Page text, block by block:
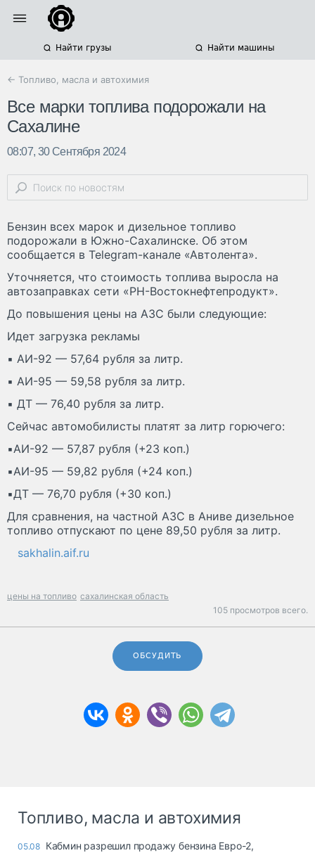
Найти грузы Найти машины
← Топливо, масла и автохимия
Все марки топлива подорожали на
Сахалине
08:07, 30 Сентября 2024
Бензин всех марок и дизельное топливо
подорожали в Южно-Сахалинске. Об этом
сообщается в Telegram-канале «Автолента».
Уточняется, что стоимость топлива выросла на
автозаправках сети «РН-Востокнефтепродукт».
До повышения цены на АЗС были следующие:
Идет загрузка рекламы
▪️ АИ-92 — 57,64 рубля за литр.
▪️ АИ-95 — 59,58 рубля за литр.
▪️ ДТ — 76,40 рубля за литр.
Сейчас автомобилисты платят за литр горючего:
▪️АИ-92 — 57,87 рубля (+23 коп.)
▪️АИ-95 — 59,82 рубля (+24 коп.)
▪️ДТ — 76,70 рубля (+30 коп.)
Для сравнения, на частной АЗС в Аниве дизельное
топливо отпускают по цене 89,50 рубля за литр.
sakhalin.aif.ru
цены на топливо сахалинская область
105 просмотров всего.
ОБСУДИТЬ
Топливо, масла и автохимия
05.08 Кабмин разрешил продажу бензина Евро-2,